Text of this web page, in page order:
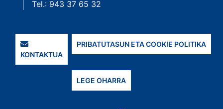
Tel.: 943 37 65 32
KONTAKTUA
PRIBATUTASUN ETA COOKIE POLITIKA
LEGE OHARRA